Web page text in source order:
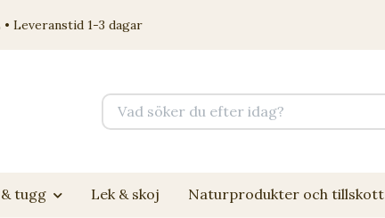
Leveranstid 1-3 dagar
tugg Lek & skoj Naturprodukter och tillskott